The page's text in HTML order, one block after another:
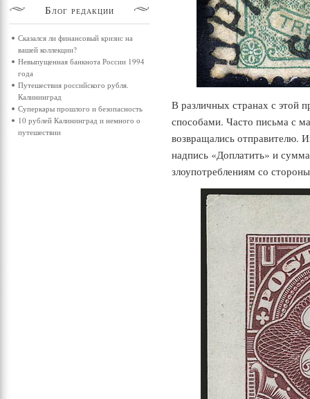
В различных странах с этой
способами. Часто письма с
возвращались отправителю.
надпись «Доплатить» и
злоупотреблениям со
Блог редакции
Сказался ли финансовый кризис на
вашей коллекции?
Невыпущенная банкнота России 1994
года
Путешествия российского рубля.
Калининград
Суперкары прошлого и безопасность
10 рублей Калининград и немного о
путешествии